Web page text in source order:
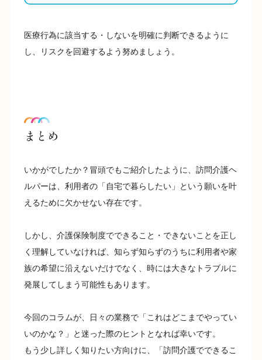
医療行為に該当する・しないを明確に判断できるように
し、リスクを回避するよう努めましょう。
まとめ
いかがでしたか？冒頭でもご紹介したように、訪問介護ヘ
ルパーは、利用者の「自宅で暮らしたい」という願いを叶
えるために欠かせない存在です。
しかし、介護保険制度でできること・できないことを正し
く理解していなければ、知らず知らずのうちに利用者や家
族の希望に沿えないだけでなく、時には大きなトラブルに
発展してしまう可能性もあります。
今回のコラムが、日々の業務で「これはどこまでやってい
いのかな？」と迷った際のヒントとなれば幸いです。
もう少し詳しく知りたい方向けに、「訪問介護でできるこ